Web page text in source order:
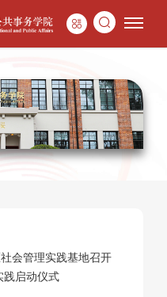
会管理实践基地召开
践启动仪式